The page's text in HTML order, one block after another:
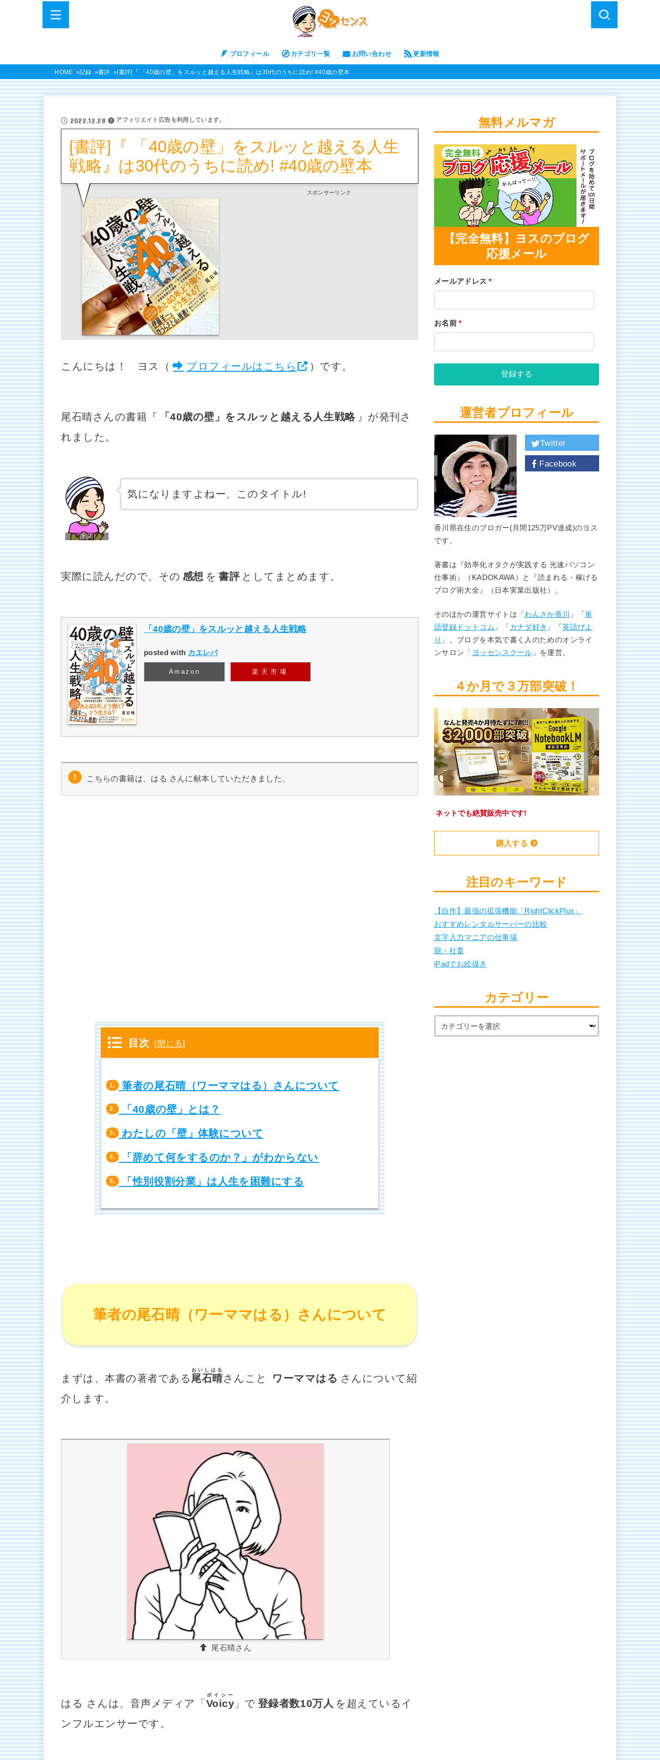
プロフィール カテゴリ一覧 お問い合わせ 更新情報
HOME 記録 書評 [書評]『 「40歳の壁」をスルッと越える人生戦略』は30代のうちに読め! #40歳の壁本
2022.12.28 アフィリエイト広告を利用しています。
[書評]『 「40歳の壁」をスルッと越える人生
戦略』は30代のうちに読め! #40歳の壁本
スポンサーリンク
こんにちは！ ヨス（ プロフィールはこちら ）です。
尾石晴さんの書籍『 「40歳の壁」をスルッと越える人生戦略 』が発刊さ
れました。
気になりますよねー、このタイトル!
実際に読んだので、その 感想 を 書評 としてまとめます。
「40歳の壁」をスルッと越える人生戦略
posted with カエレバ
Amazon 楽天市場
こちらの書籍は、はる さんに献本していただきました。
目次 [閉じる]
1. 筆者の尾石晴（ワーママはる）さんについて
2. 「40歳の壁」とは？
3. わたしの「壁」体験について
4. 「辞めて何をするのか？」がわからない
5. 「性別役割分業」は人生を困難にする
筆者の尾石晴（ワーママはる）さんについて
まずは、本書の著者である 尾石晴
おいしはる
さんこと ワーママはる さんについて紹
介します。
尾石晴さん
はる さんは、音声メディア「 Voicy
ボイシー
」で 登録者数10万人 を超えているイ
ンフルエンサーです。
無料メルマガ
【完全無料】ヨスのブログ
応援メール
メールアドレス*
お名前*
登録する
運営者プロフィール
Twitter
Facebook
香川県在住のブロガー(月間125万PV達成)のヨス
です。
著書は『効率化オタクが実践する 光速パソコン
仕事術』（KADOKAWA）と『読まれる・稼げる
ブログ術大全』（日本実業出版社）。
そのほかの運営サイトは「わんさか香川 」「単
語登録ドットコム 」「 カナダ好き 」「英語びよ
り 」。ブログを本気で書く人のためのオンライ
ンサロン「 ヨッセンスクール 」を運営。
４か月で３万部突破！
ネットでも絶賛販売中です!
購入する
注目のキーワード
【自作】最強の拡張機能「RightClickPlus」
おすすめレンタルサーバーの比較
文字入力マニアの仕事場
脱・社畜
iPadでお絵描き
カテゴリー